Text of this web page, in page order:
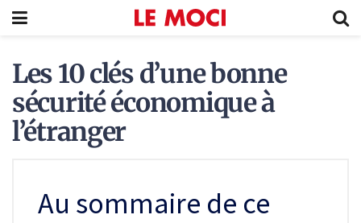
Les 10 clés d’une bonne
sécurité économique à
l’étranger
Au sommaire de ce